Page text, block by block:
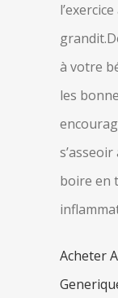
à votre
les
boire en
Acheter